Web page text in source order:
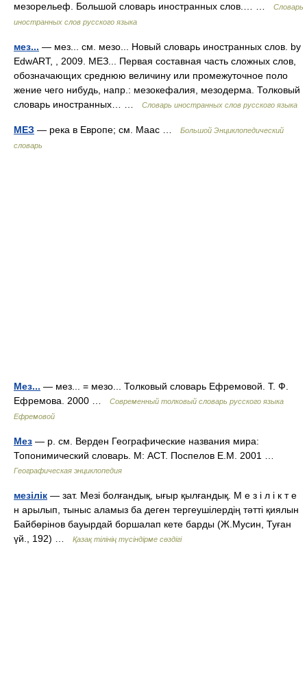
мезорельеф. Большой словарь иностранных слов.… …
Словарь
иностранных слов русского языка
мез... — мез... см. мезо... Новый словарь иностранных слов. by
EdwART, , 2009. МЕЗ... Первая составная часть сложных слов,
обозначающих среднюю величину или промежуточное поло
жение чего нибудь, напр.: мезокефалия, мезодерма. Толковый
словарь иностранных… …
Словарь иностранных слов русского языка
МЕЗ — река в Европе; см. Маас …
Большой Энциклопедический
словарь
Мез... — мез... = мезо... Толковый словарь Ефремовой. Т. Ф.
Ефремова. 2000 …
Современный толковый словарь русского языка
Ефремовой
Мез — р. см. Верден Географические названия мира:
Топонимический словарь. М: АСТ. Поспелов Е.М. 2001 …
Географическая энциклопедия
мезілік — зат. Мезі болғандық, ығыр қылғандық. М е з і л і к т е
н арылып, тыныс аламыз ба деген тергеушілердің тәтті қиялын
Байбөрінов бауырдай боршалап кете барды (Ж.Мусин, Туған
үй., 192) …
Қазақ тілінің түсіндірме сөздігі